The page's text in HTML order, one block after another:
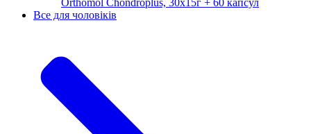
Все для чоловіків